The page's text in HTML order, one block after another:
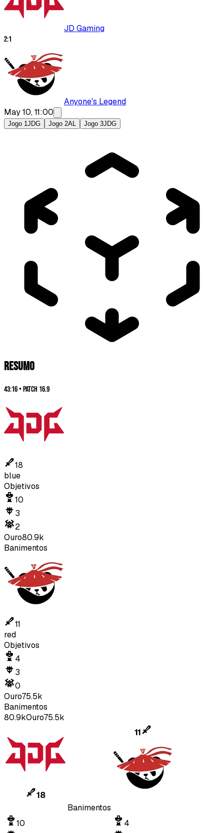
JD Gaming
2:1
Anyone's Legend
May 10, 11:00
Jogo 1JDG Jogo 2AL Jogo 3JDG
RESUMO
43:16•Patch 16.9
18
blue
Objetivos
10
3
2
Ouro80.9k
Banimentos
11
red
Objetivos
4
3
0
Ouro75.5k
Banimentos
80.9kOuro75.5k
18
11
Banimentos
10
4